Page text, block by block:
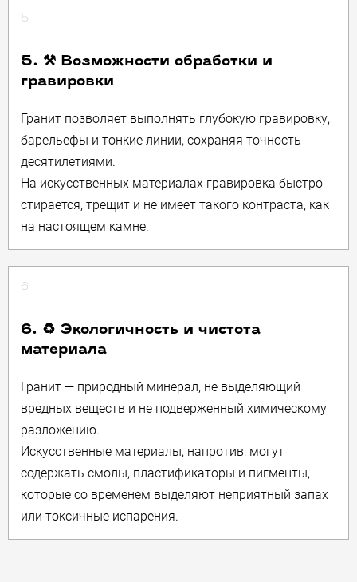
5
5. ⚒️ Возможности обработки и
гравировки
Гранит позволяет выполнять глубокую гравировку,
барельефы и тонкие линии, сохраняя точность
десятилетиями.
На искусственных материалах гравировка быстро
стирается, трещит и не имеет такого контраста, как
на настоящем камне.
6
6. ♻️ Экологичность и чистота
материала
Гранит — природный минерал, не выделяющий
вредных веществ и не подверженный химическому
разложению.
Искусственные материалы, напротив, могут
содержать смолы, пластификаторы и пигменты,
которые со временем выделяют неприятный запах
или токсичные испарения.